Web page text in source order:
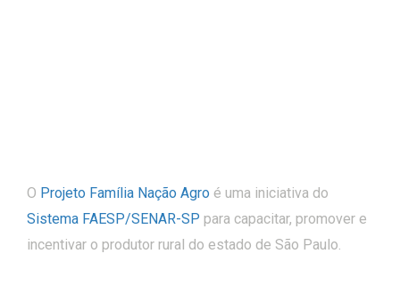
O Projeto Família Nação Agro é uma iniciativa do
Sistema FAESP/SENAR-SP para capacitar, promover e
incentivar o produtor rural do estado de São Paulo.